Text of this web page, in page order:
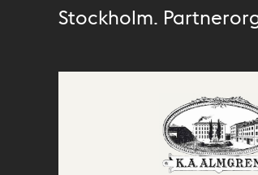
Stockholm.